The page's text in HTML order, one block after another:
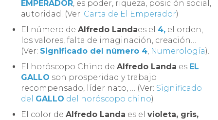
EMPERADOR, es poder, riqueza, posición social,
autoridad. (Ver: Carta de El Emperador)
El número deAlfredo Landaes el 4, el orden,
los valores, falta de imaginación, creación…
(Ver: Significado del número 4, Numerología).
El horóscopo Chino deAlfredo Landa es EL
GALLO son prosperidad y trabajo
recompensado, líder nato, … (Ver: Significado
del GALLO del horóscopo chino)
El color deAlfredo Landa es elvioleta, gris,